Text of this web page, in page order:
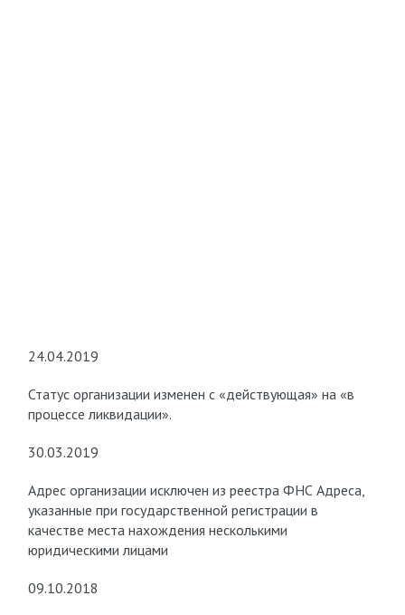
24.04.2019
Статус организации изменен с «действующая» на «в
процессе ликвидации».
30.03.2019
Адрес организации исключен из реестра ФНС Адреса,
указанные при государственной регистрации в
качестве места нахождения несколькими
юридическими лицами
09.10.2018